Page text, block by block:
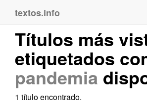
textos.info
Títulos más
etiquetados
pandemia
1 título encontrado.